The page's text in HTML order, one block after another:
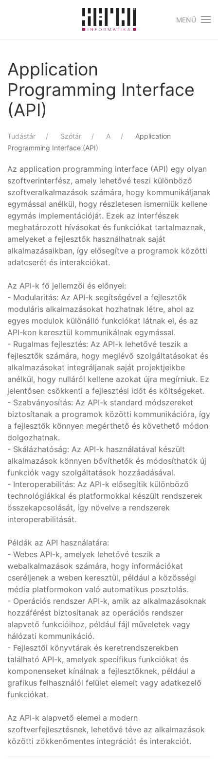
Skip to main content
MENÜ
Application
Programming Interface
(API)
Tudástár Szótár A
Application
Programming Interface (API)
Az application programming interface (API) egy olyan
szoftverinterfész, amely lehetővé teszi különböző
szoftveralkalmazások számára, hogy kommunikáljanak
egymással anélkül, hogy részletesen ismerniük kellene
egymás implementációját. Ezek az interfészek
meghatározott hívásokat és funkciókat tartalmaznak,
amelyeket a fejlesztők használhatnak saját
alkalmazásaikban, így elősegítve a programok közötti
adatcserét és interakciókat.
Az API-k fő jellemzői és előnyei:
- Modularitás: Az API-k segítségével a fejlesztők
moduláris alkalmazásokat hozhatnak létre, ahol az
egyes modulok különálló funkciókat látnak el, és az
API-kon keresztül kommunikálnak egymással.
- Rugalmas fejlesztés: Az API-k lehetővé teszik a
fejlesztők számára, hogy meglévő szolgáltatásokat és
alkalmazásokat integráljanak saját projektjeikbe
anélkül, hogy nulláról kellene azokat újra megírniuk. Ez
jelentősen csökkenti a fejlesztési időt és költségeket.
- Szabványosítás: Az API-k standard módszereket
biztosítanak a programok közötti kommunikációra, így
a fejlesztők könnyen megérthető és követhető módon
dolgozhatnak.
- Skálázhatóság: Az API-k használatával készült
alkalmazások könnyen bővíthetők és módosíthatók új
funkciók vagy szolgáltatások hozzáadásával.
- Interoperabilitás: Az API-k elősegítik különböző
technológiákkal és platformokkal készült rendszerek
összekapcsolását, így növelve a rendszerek
interoperabilitását.
Példák az API használatára:
- Webes API-k, amelyek lehetővé teszik a
webalkalmazások számára, hogy információkat
cseréljenek a weben keresztül, például a közösségi
média platformokon való automatikus posztolás.
- Operációs rendszer API-k, amik az alkalmazásoknak
hozzáférést biztosítanak az operációs rendszer
alapvető funkcióihoz, például fájl műveletek vagy
hálózati kommunikáció.
- Fejlesztői könyvtárak és keretrendszerekben
található API-k, amelyek specifikus funkciókat és
komponenseket kínálnak a fejlesztőknek, például a
grafikus felhasználói felület elemeit vagy adatkezelő
funkciókat.
Az API-k alapvető elemei a modern
szoftverfejlesztésnek, lehetővé téve az alkalmazások
közötti zökkenőmentes integrációt és interakciót.